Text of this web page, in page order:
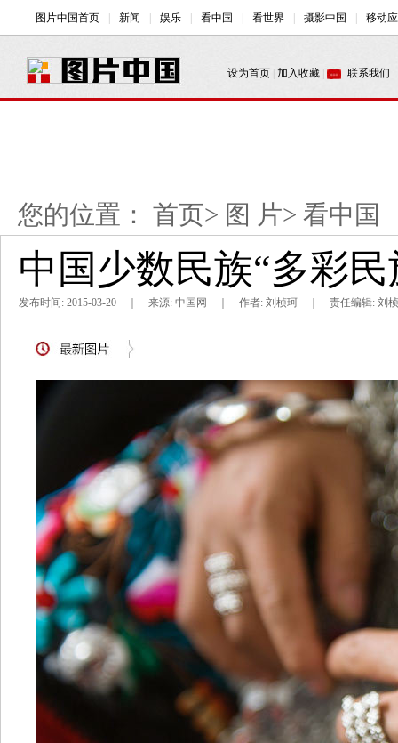
您的位置： 首页> 图 片> 看中国
中国少数民族“多彩
发布时间: 2015-03-20 ｜ 来源: 中国网 ｜ 作者: 刘桢珂 ｜ 责任编辑: 刘